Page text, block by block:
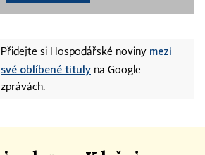
Přidejte si Hospodářské noviny mezi
své oblíbené tituly na Google
zprávách.